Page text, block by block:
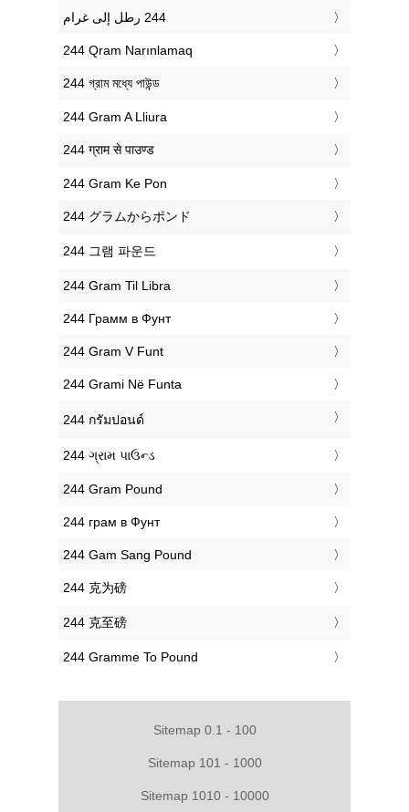
‎244 Qram Narınlamaq
‎244 গ্রাম মধ্যে পাউন্ড
‎244 Gram A Lliura
‎244 ग्राम से पाउण्ड
‎244 Gram Ke Pon
‎244 グラムからポンド
‎244 그램 파운드
‎244 Gram Til Libra
‎244 Грамм в Фунт
‎244 Gram V Funt
‎244 Grami Në Funta
‎244 กรัมปอนด์
‎244 ગ્રામ પાઉન્ડ
‎244 Gram Pound
‎244 грам в Фунт
‎244 Gam Sang Pound
‎244 克为磅
‎244 克至磅
‎244 Gramme To Pound
Sitemap 0.1 - 100
Sitemap 101 - 1000
Sitemap 1010 - 10000